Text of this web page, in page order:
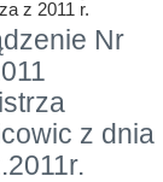
z 2011 r.
Nr
z dnia